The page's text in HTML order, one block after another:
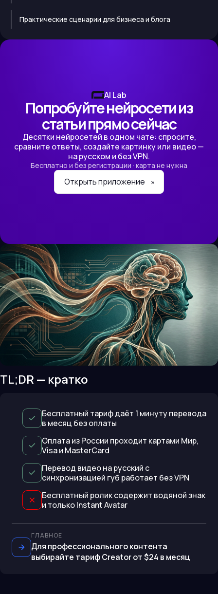
Практические сценарии для бизнеса и блога
AI Lab
Попробуйте нейросети из
статьи прямо сейчас
Десятки нейросетей в одном чате: спросите,
сравните ответы, создайте картинку или видео —
на русском и без VPN.
Бесплатно и без регистрации · карта не нужна
Открыть приложение »
TL;DR — кратко
Бесплатный тариф даёт 1 минуту перевода
в месяц без оплаты
Оплата из России проходит картами Мир,
Visa и MasterCard
Перевод видео на русский с
синхронизацией губ работает без VPN
Бесплатный ролик содержит водяной знак
и только Instant Avatar
ГЛАВНОЕ
Для профессионального контента
выбирайте тариф Creator от $24 в месяц